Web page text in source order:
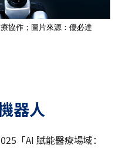
協作；圖片來源：優必達
器人
「AI 賦能醫療場域：